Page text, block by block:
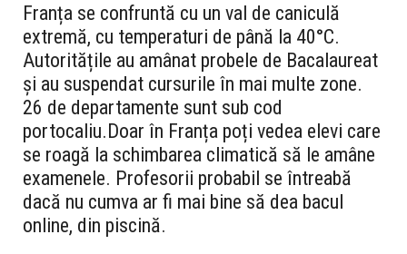
Franța se confruntă cu un val de caniculă
extremă, cu temperaturi de până la 40°C.
Autoritățile au amânat probele de Bacalaureat
și au suspendat cursurile în mai multe zone.
26 de departamente sunt sub cod
portocaliu.Doar în Franța poți vedea elevi care
se roagă la schimbarea climatică să le amâne
examenele. Profesorii probabil se întreabă
dacă nu cumva ar fi mai bine să dea bacul
online, din piscină.